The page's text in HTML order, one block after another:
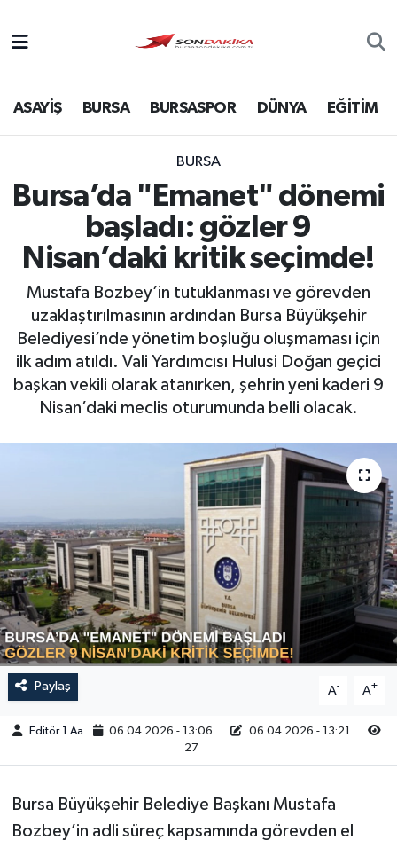
ASAYİŞ BURSA BURSASPOR DÜNYA EĞİTİM
BURSA
Bursa’da "Emanet" dönemi
başladı: gözler 9
Nisan’daki kritik seçimde!
Mustafa Bozbey’in tutuklanması ve görevden
uzaklaştırılmasının ardından Bursa Büyükşehir
Belediyesi’nde yönetim boşluğu oluşmaması için
ilk adım atıldı. Vali Yardımcısı Hulusi Doğan geçici
başkan vekili olarak atanırken, şehrin yeni kaderi 9
Nisan’daki meclis oturumunda belli olacak.
Paylaş A- A+
Editör 1 Aa 06.04.2026 - 13:06
06.04.2026 - 13:21
27
Bursa Büyükşehir Belediye Başkanı Mustafa
Bozbey’in adli süreç kapsamında görevden el
Bursa
Ekonomi
Foto Galeri
Genel
Gündem
Magazin
Spor
Türkiye
Video Galeri